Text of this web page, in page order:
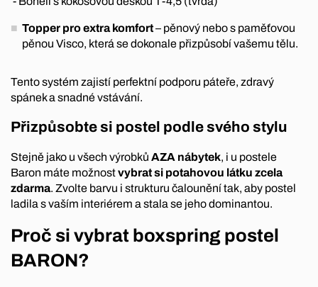
Topper pro extra komfort– pěnový nebo s paměťovou
pěnou Visco, která se dokonale přizpůsobí vašemu tělu.
Tento systém zajistí perfektní podporu páteře, zdravý
spánek a snadné vstávání.
Přizpůsobte si postel podle svého stylu
Stejně jako u všech výrobků AZA nábytek, i u postele
Baron máte možnostvybrat si potahovou látku zcela
zdarma. Zvolte barvu i strukturu čalounění tak, aby postel
ladila s vaším interiérem a stala se jeho dominantou.
Proč si vybrat boxspring postel
BARON?